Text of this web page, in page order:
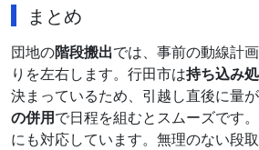
まとめ
団地の階段搬出では、事前の動線計
りを左右します。行田市は持ち込み
決まっているため、引越し直後に量
の併用で日程を組むとスムーズです
にも対応しています。無理のない段